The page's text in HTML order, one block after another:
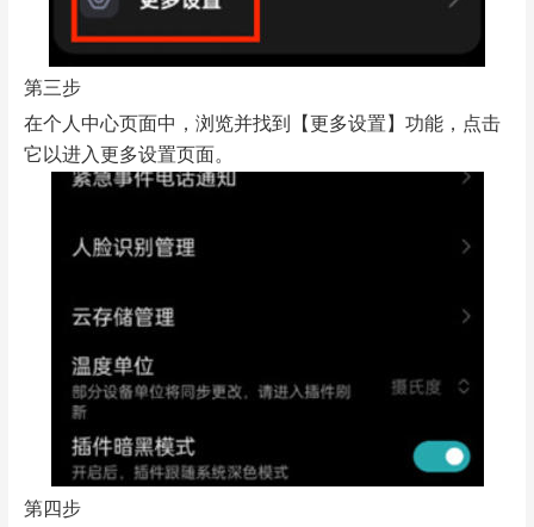
第三步
在个人中心页面中，浏览并找到【更多设置】功能，点击
它以进入更多设置页面。
第四步